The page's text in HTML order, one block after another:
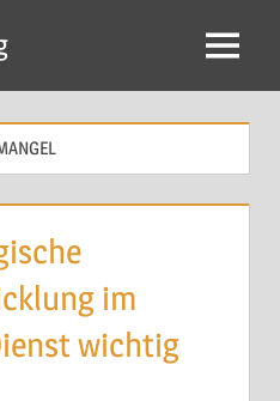
Menü
im
wichtig
gelten, kosten mehr als